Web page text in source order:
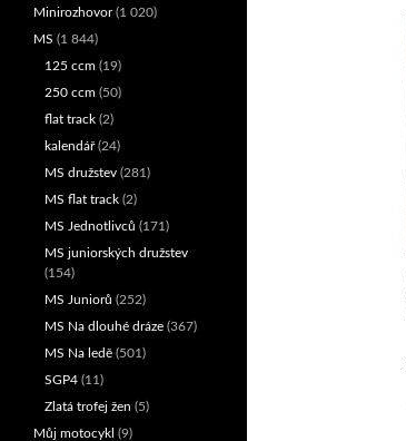
Minirozhovor(1 020)
MS (1 844)
125 ccm (19)
250 ccm (50)
flat track (2)
kalendář(24)
MS družstev (281)
MS flat track (2)
MS Jednotlivců (171)
MS juniorských družstev
(154)
MS Juniorů (252)
MS Na dlouhé dráze (367)
MS Na ledě (501)
SGP4 (11)
Zlatá trofej žen (5)
Můj motocykl (9)